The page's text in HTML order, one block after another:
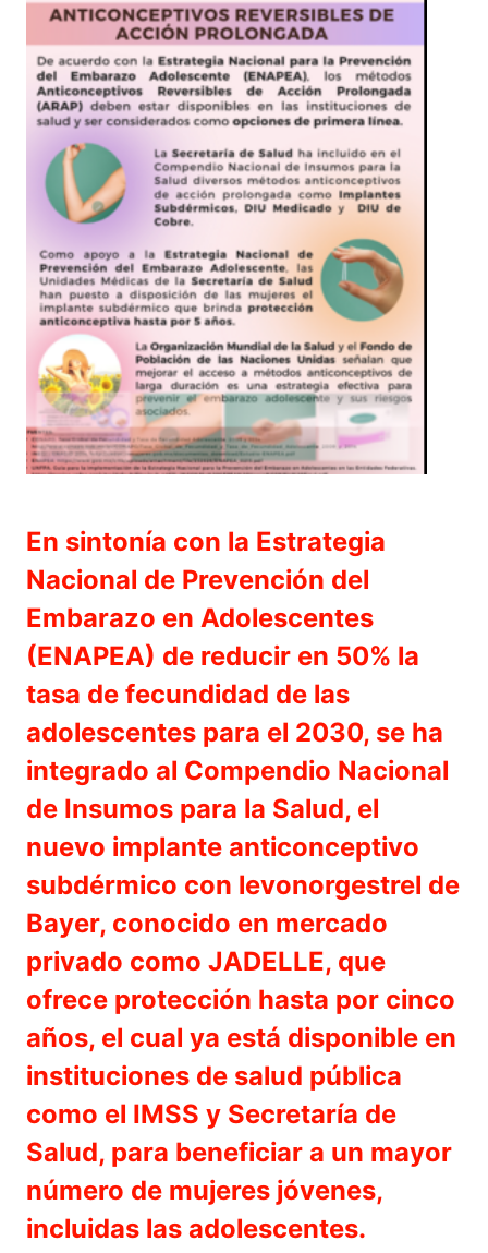
En sintonía con la Estrategia
Nacional de Prevención del
Embarazo en Adolescentes
(ENAPEA) de reducir en 50% la
tasa de fecundidad de las
adolescentes para el 2030, se ha
integrado al Compendio Nacional
de Insumos para la Salud, el
nuevo implante anticonceptivo
subdérmico con levonorgestrel de
Bayer, conocido en mercado
privado como JADELLE, que
ofrece protección hasta por cinco
años, el cual ya está disponible en
instituciones de salud pública
como el IMSS y Secretaría de
Salud, para beneficiar a un mayor
número de mujeres jóvenes,
incluidas las adolescentes.